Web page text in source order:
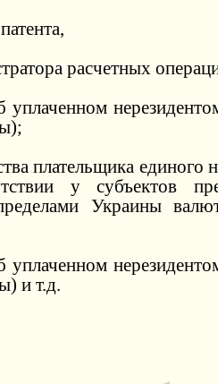
расчетных
уплаченном
плательщика единого
у субъектов
Украины
уплаченном
и т.д.